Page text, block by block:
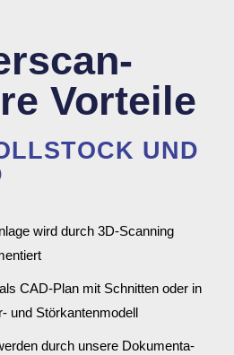
Vorteile
UND
wird durch 3D-Scan­ning
CAD-Plan mit Schnitten oder in
und Stör­kan­ten­mo­dell
durch unsere Doku­men­ta­